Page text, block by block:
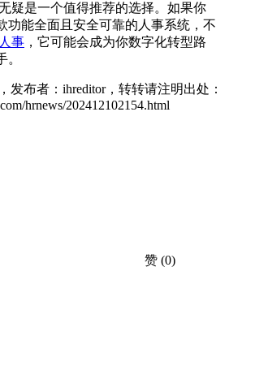
疑是一个值得推荐的选择。如果你
功能全面且安全可靠的人事系统，不
事 ，它可能会成为你数字化转型路
发布者：ihreditor，转转请注明出处：
hrnews/202412102154.html
赞 (0)